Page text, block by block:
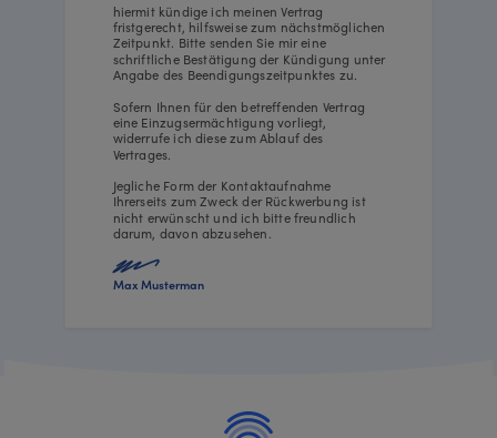
hiermit kündige ich meinen Vertrag
fristgerecht, hilfsweise zum nächstmöglichen
Zeitpunkt. Bitte senden Sie mir eine
schriftliche Bestätigung der Kündigung unter
Angabe des Beendigungszeitpunktes zu.
Sofern Ihnen für den betreffenden Vertrag
eine Einzugsermächtigung vorliegt,
widerrufe ich diese zum Ablauf des
Vertrages.
Jegliche Form der Kontaktaufnahme
Ihrerseits zum Zweck der Rückwerbung ist
nicht erwünscht und ich bitte freundlich
darum, davon abzusehen.
Max Musterman